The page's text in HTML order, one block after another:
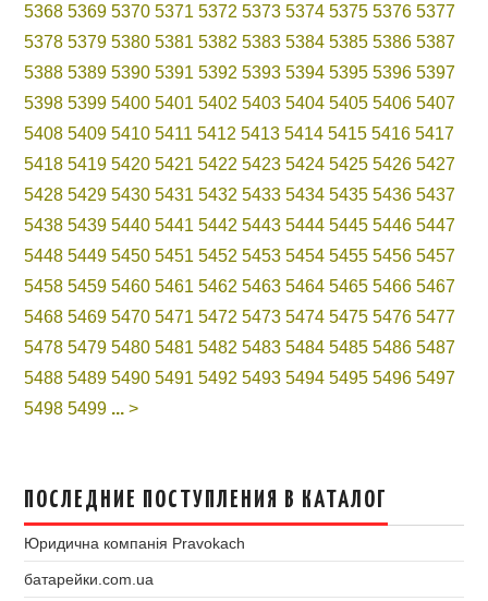
5368 5369 5370 5371 5372 5373 5374 5375 5376 5377
5378 5379 5380 5381 5382 5383 5384 5385 5386 5387
5388 5389 5390 5391 5392 5393 5394 5395 5396 5397
5398 5399 5400 5401 5402 5403 5404 5405 5406 5407
5408 5409 5410 5411 5412 5413 5414 5415 5416 5417
5418 5419 5420 5421 5422 5423 5424 5425 5426 5427
5428 5429 5430 5431 5432 5433 5434 5435 5436 5437
5438 5439 5440 5441 5442 5443 5444 5445 5446 5447
5448 5449 5450 5451 5452 5453 5454 5455 5456 5457
5458 5459 5460 5461 5462 5463 5464 5465 5466 5467
5468 5469 5470 5471 5472 5473 5474 5475 5476 5477
5478 5479 5480 5481 5482 5483 5484 5485 5486 5487
5488 5489 5490 5491 5492 5493 5494 5495 5496 5497
5498 5499 ... >
ПОСЛЕДНИЕ ПОСТУПЛЕНИЯ В КАТАЛОГ
Юридична компанія Pravokach
батарейки.com.ua